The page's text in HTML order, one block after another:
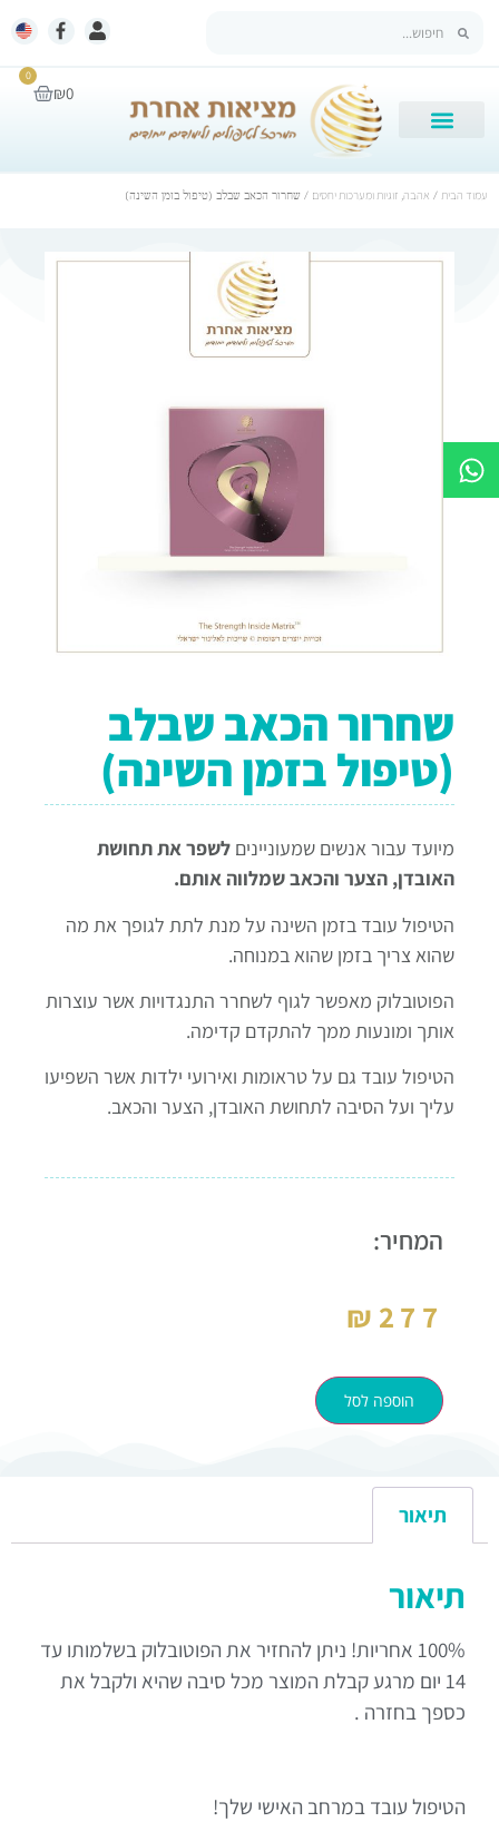
₪0
0
עמוד הבית / אהבה, זוגיות ומערכות יחסים / שחרור הכאב שבלב (טיפול בזמן השינה)
שחרור הכאב שבלב
(טיפול בזמן השינה)
מיועד עבור אנשים שמעוניינים לשפר את תחושת
האובדן, הצער והכאב שמלווה אותם.
הטיפול עובד בזמן השינה על מנת לתת לגופך את מה
שהוא צריך בזמן שהוא במנוחה.
הפוטובלוק מאפשר לגוף לשחרר התנגדויות אשר עוצרות
אותך ומונעות ממך להתקדם קדימה.
הטיפול עובד גם על טראומות ואירועי ילדות אשר השפיעו
עליך ועל הסיבה לתחושת האובדן, הצער והכאב.
המחיר:
₪ 277
הוספה לסל
תיאור
תיאור
100% אחריות! ניתן להחזיר את הפוטובלוק בשלמותו עד
14 יום מרגע קבלת המוצר מכל סיבה שהיא ולקבל את
כספך בחזרה .
הטיפול עובד במרחב האישי שלך!